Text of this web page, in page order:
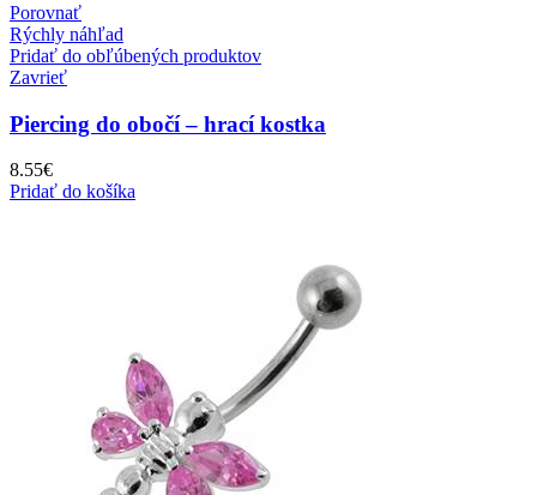
Porovnať
Rýchly náhľad
Pridať do obľúbených produktov
Zavrieť
Piercing do obočí – hrací kostka
8.55€
Pridať do košíka